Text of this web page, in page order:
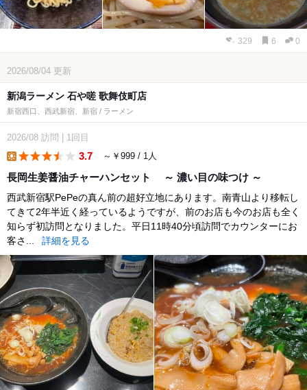
329 6 0
2026/08/04 更新
新潟ラーメン 石や嗟 歌舞伎町店
新宿西口、西武新宿、新宿 / ラーメン
2026/08 訪問 1回目
3.7 ～￥999 / 1人
長岡生姜醤油チャーハンセット ～ 濃い目の味つけ ～
西武新宿駅PePeの真ん前の超好立地にあります。南青山より移転し
てきて2年半近く経っているようですが、前のお店も今のお店も全く
知らず初訪問となりました。平日11時40分頃訪問でカウンターにお
客さ...
詳細を見る